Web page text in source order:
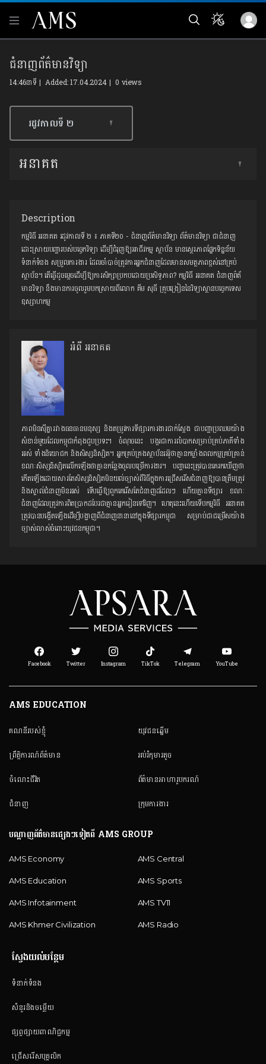
ជំនាញព័ត៌មានវិទ្យា
14:46នាទី | Added: 17.04.2024 |0 views
Description
កម្មវិធី អនាគត រដូវកាលទី ២ ៖ ភាគទី២០ - ជំនាញព័ត៌មានវិទ្យា ព័ត៌មានវិទ្យា ជាជំនាញ
ដោះស្រាយបញ្ហារបស់បច្ចេកវិទ្យា ដើម្បីជំរុញឱ្យអាជីវកម្ម ស្ថាប័ន មានស្ថេរភាពផ្នែកទិន្នន័យ
ទំនាក់ទំនង សម្រួលការងារ ដែលចាំបាច់ត្រូវការអ្នកជំនាញដែលមានសមត្ថភាពខ្ពស់នៅគ្រប់
ស្ថាប័ន។ តើធ្វើដូចម្ដេចដើម្បីឱ្យការសិក្សាប្រកបដោយប្រសិទ្ធភាព? កម្មវិធី អនាគត ជំនាញព៌ត័
មានវិទ្យា នឹងមានការចូលរួមបកស្រាយពីលោក គីម សុធី គ្រូបង្រៀននៃវិទ្យាស្ថានបច្ចេកទេស
ឧស្សាហកម្ម
អំពី អនាគត
ភាពមិនស៊ីគ្នារវាងធនធានមនុស្ស និងតម្រូវការទីផ្សារការងារជាក់ស្តែង ជាបញ្ហាប្រឈមយ៉ាង
សំខាន់មួយដែលកម្ពុជាកំពុងជួបប្រទះ។ ចំណុចនេះ បង្ករជាការលំបាកសម្រាប់គ្រប់ភាគីទាំង
អស់ ទាំងនិយោជក និង​សិស្សនិស្សិត។ អ្នកគ្រប់គ្រងស្ថាប័ន​រអ៊ូថាគ្មាន​កម្លាំងពលកម្មគ្រប់គ្រាន់
ខណៈ​សិស្សនិស្សិតលើកឡើងថាគ្មានកន្លែងចូលបម្រើការងារ។ បញ្ហានេះត្រូវបានគេរកឃើញថា
កើតឡើងដោយសារតែ​សិស្សនិស្សិតមិនយល់ច្បាស់ពីវិធីក្នុងការជ្រើសរើសជំនាញឱ្យបានត្រឹមត្រូវ
និងស្គាល់ជំនាញមិនអស់ ទើបធ្វើឱ្យពួកគេរើសតែជំនាញដដែលៗ ហើយគ្មានទីផ្សារ ខណៈ
ជំនាញដែលត្រូវការពិតប្រាកដបែរជាគ្មានអ្នករៀនទៅវិញ។ ហេតុនេះហើយទើប​កម្មវិធី អនាគត
ត្រូវបានបង្កើតឡើងដើម្បីបង្ហាញពីជំនាញ​នានានៅក្នុងទីផ្សារកម្ពុជា សម្រាប់ជាជម្រើសយ៉ាង
ច្បាស់លាស់ចំពោះយុវជនកម្ពុជា។
រដូវកាលទី​ ២
អនាគត
Facebook Twitter Instagram TikTok Telegram YouTube
AMS EDUCATION
គណនី​របស់ខ្ញុំ
ព្រឹត្តិការណ៍ព័ត៌មាន
ចំណេះជីវិត
ជំនាញ
យុវជនឆ្នើម
អប់រំកុមារតូច
ព័ត៌មានអាហារូបករណ៍
ក្រុមការងារ
បណ្តាញព័ត៌មានផ្សេងៗទៀតពី AMS GROUP
AMS Economy
AMS Education
AMS Infotainment
AMS Khmer Civilization
AMS Central
AMS Sports
AMS TV11
AMS Radio
ស្វែងយល់បន្ថែម
ទំនាក់ទំនង
សំនួរនិងចម្លើយ
ផ្សព្វផ្សាយពាណិជ្ជកម្ម
ជ្រើសរើសបុគ្គលិក